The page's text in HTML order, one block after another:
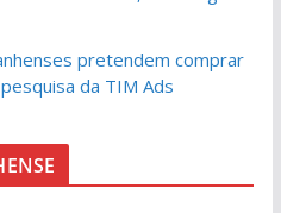
pretendem comprar
da TIM Ads